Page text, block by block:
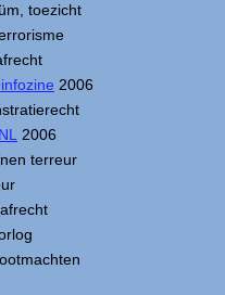
toezicht
2006
2006
terreur